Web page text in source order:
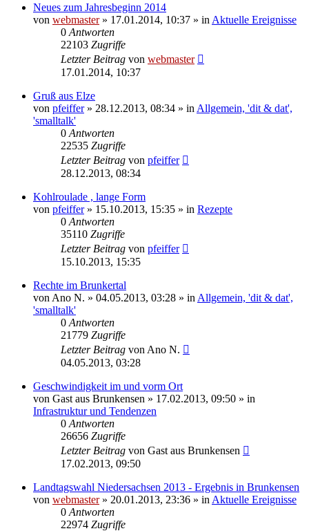
Neues zum Jahresbeginn 2014
von webmaster» 17.01.2014, 10:37 » in Aktuelle Ereignisse
0 Antworten
22103 Zugriffe
Letzter Beitrag von webmaster
17.01.2014, 10:37
Gruß aus Elze
von pfeiffer» 28.12.2013, 08:34 » in Allgemein, 'dit & dat',
'smalltalk'
0 Antworten
22535 Zugriffe
Letzter Beitrag von pfeiffer
28.12.2013, 08:34
Kohlroulade , lange Form
von pfeiffer» 15.10.2013, 15:35 » in Rezepte
0 Antworten
35110 Zugriffe
Letzter Beitrag von pfeiffer
15.10.2013, 15:35
Rechte im Brunkertal
von Ano N. » 04.05.2013, 03:28 » in Allgemein, 'dit & dat',
'smalltalk'
0 Antworten
21779 Zugriffe
Letzter Beitrag von Ano N.
04.05.2013, 03:28
Geschwindigkeit im und vorm Ort
von Gast aus Brunkensen » 17.02.2013, 09:50 » in
Infrastruktur und Tendenzen
0 Antworten
26656 Zugriffe
Letzter Beitrag von Gast aus Brunkensen
17.02.2013, 09:50
Landtagswahl Niedersachsen 2013 - Ergebnis in Brunkensen
von webmaster» 20.01.2013, 23:36 » in Aktuelle Ereignisse
0 Antworten
22974 Zugriffe